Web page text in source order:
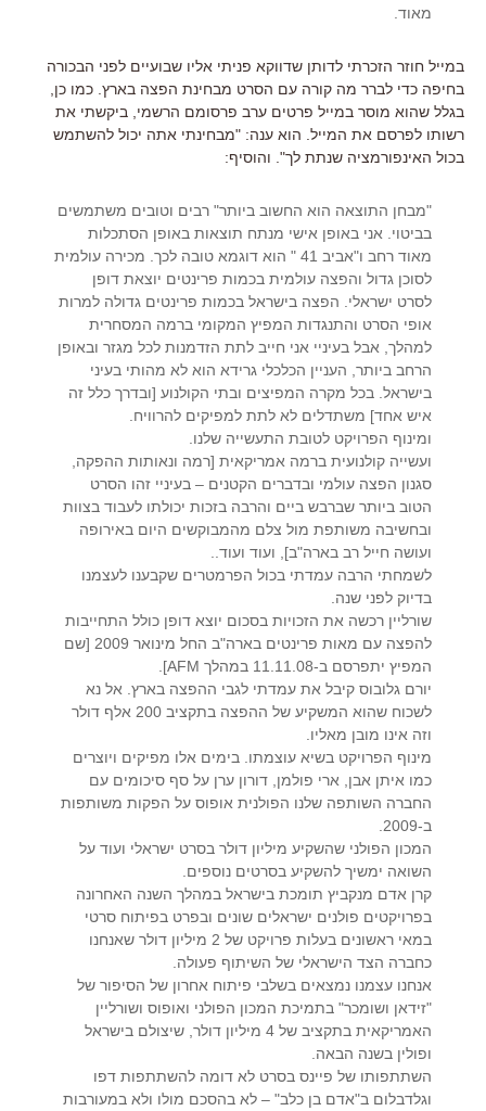
מאוד.
במייל חוזר הזכרתי לדותן שדווקא פניתי אליו שבועיים לפני הבכורה
בחיפה כדי לברר מה קורה עם הסרט מבחינת הפצה בארץ. כמו כן,
בגלל שהוא מוסר במייל פרטים ערב פרסומם הרשמי, ביקשתי את
רשותו לפרסם את המייל. הוא ענה: "מבחינתי אתה יכול להשתמש
בכול האינפורמציה שנתת לך". והוסיף:
"מבחן התוצאה הוא החשוב ביותר" רבים וטובים משתמשים
בביטוי. אני באופן אישי מנתח תוצאות באופן הסתכלות
מאוד רחב ו"אביב 41 " הוא דוגמא טובה לכך. מכירה עולמית
לסוכן גדול והפצה עולמית בכמות פרינטים יוצאת דופן
לסרט ישראלי. הפצה בישראל בכמות פרינטים גדולה למרות
אופי הסרט והתנגדות המפיץ המקומי ברמה המסחרית
למהלך, אבל בעיניי אני חייב לתת הזדמנות לכל מגזר ובאופן
הרחב ביותר, העניין הכלכלי גרידא הוא לא מהותי בעיני
בישראל. בכל מקרה המפיצים ובתי הקולנוע [ובדרך כלל זה
איש אחד] משתדלים לא לתת למפיקים להרוויח.
ומינוף הפרויקט לטובת התעשייה שלנו.
ועשייה קולנועית ברמה אמריקאית [רמה ונאותות ההפקה,
סגנון הפצה עולמי ובדברים הקטנים – בעיניי זהו הסרט
הטוב ביותר שברבש ביים והרבה בזכות יכולתו לעבוד בצוות
ובחשיבה משותפת מול צלם מהמבוקשים היום באירופה
ועושה חייל רב בארה"ב], ועוד ועוד..
לשמחתי הרבה עמדתי בכול הפרמטרים שקבענו לעצמנו
בדיוק לפני שנה.
שורליין רכשה את הזכויות בסכום יוצא דופן כולל התחייבות
להפצה עם מאות פרינטים בארה"ב החל מינואר 2009 [שם
המפיץ יתפרסם ב-11.11.08 במהלך AFM].
יורם גלובוס קיבל את עמדתי לגבי ההפצה בארץ. אל נא
לשכוח שהוא המשקיע של ההפצה בתקציב 200 אלף דולר
וזה אינו מובן מאליו.
מינוף הפרויקט בשיא עוצמתו. בימים אלו מפיקים ויוצרים
כמו איתן אבן, ארי פולמן, דורון ערן על סף סיכומים עם
החברה השותפה שלנו הפולנית אופוס על הפקות משותפות
ב-2009.
המכון הפולני שהשקיע מיליון דולר בסרט ישראלי ועוד על
השואה ימשיך להשקיע בסרטים נוספים.
קרן אדם מנקביץ תומכת בישראל במהלך השנה האחרונה
בפרויקטים פולנים ישראלים שונים ובפרט בפיתוח סרטי
במאי ראשונים בעלות פרויקט של 2 מיליון דולר שאנחנו
כחברה הצד הישראלי של השיתוף פעולה.
אנחנו עצמנו נמצאים בשלבי פיתוח אחרון של הסיפור של
"זידאן ושומכר" בתמיכת המכון הפולני ואופוס ושורליין
האמריקאית בתקציב של 4 מיליון דולר, שיצולם בישראל
ופולין בשנה הבאה.
השתתפותו של פיינס בסרט לא דומה להשתתפות דפו
וגלדבלום ב"אדם בן כלב" – לא בהסכם מולו ולא במעורבות